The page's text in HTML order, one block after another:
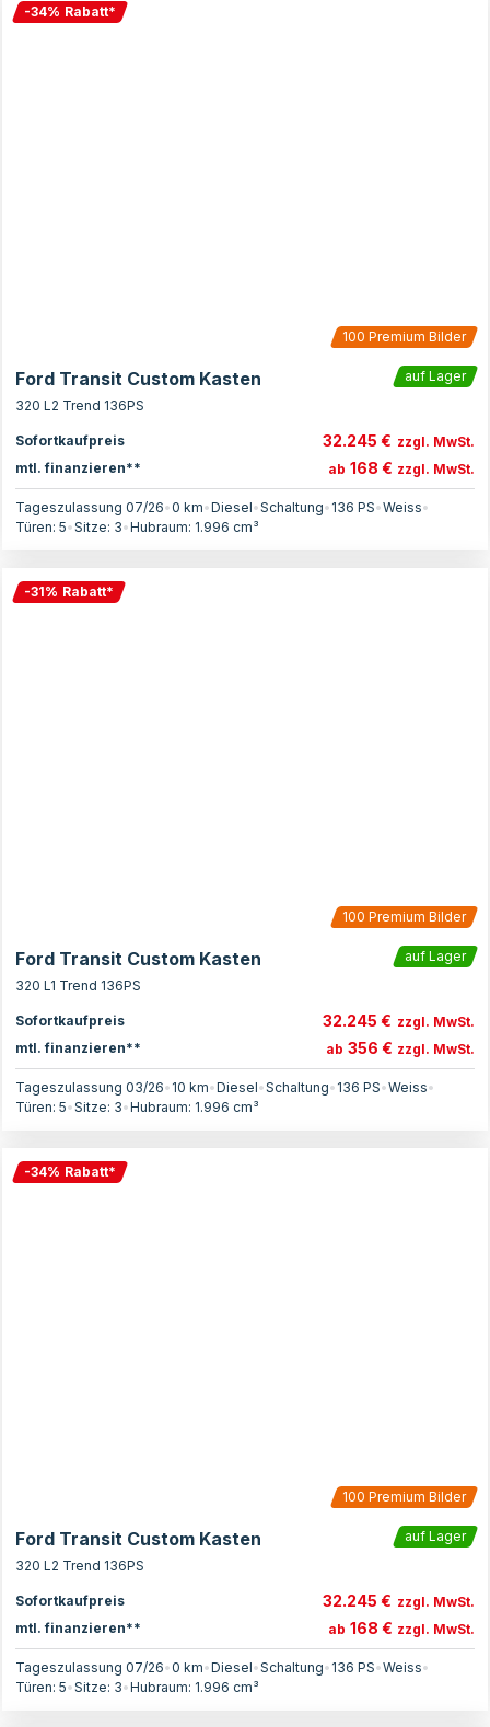
-34% Rabatt*
100 Premium Bilder
Ford Transit Custom Kasten
auf Lager
320 L2 Trend 136PS
Sofortkaufpreis 32.245 € zzgl. MwSt.
mtl. finanzieren**
ab 168 € zzgl. MwSt.
Tageszulassung 07/26•0 km•Diesel•Schaltung• 136 PS•Weiss•
Türen: 5•Sitze: 3•Hubraum: 1.996 cm³
-31% Rabatt*
100 Premium Bilder
Ford Transit Custom Kasten
auf Lager
320 L1 Trend 136PS
Sofortkaufpreis 32.245 € zzgl. MwSt.
mtl. finanzieren**
ab 356 € zzgl. MwSt.
Tageszulassung 03/26• 10 km•Diesel•Schaltung• 136 PS•Weiss•
Türen: 5•Sitze: 3•Hubraum: 1.996 cm³
-34% Rabatt*
100 Premium Bilder
Ford Transit Custom Kasten
auf Lager
320 L2 Trend 136PS
Sofortkaufpreis 32.245 € zzgl. MwSt.
mtl. finanzieren**
ab 168 € zzgl. MwSt.
Tageszulassung 07/26•0 km•Diesel•Schaltung• 136 PS•Weiss•
Türen: 5•Sitze: 3•Hubraum: 1.996 cm³